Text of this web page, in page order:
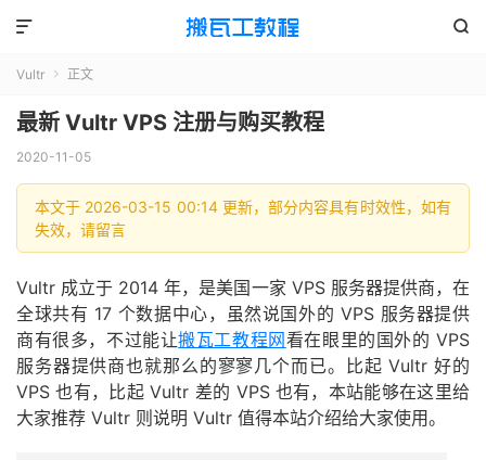


Vultr  正文
最新 Vultr VPS 注册与购买教程
2020-11-05
本文于 2026-03-15 00:14 更新，部分内容具有时效性，如有
失效，请留言
Vultr 成立于 2014 年，是美国一家 VPS 服务器提供商，在
全球共有 17 个数据中心，虽然说国外的 VPS 服务器提供
商有很多，不过能让搬瓦工教程网看在眼里的国外的 VPS
服务器提供商也就那么的寥寥几个而已。比起 Vultr 好的
VPS 也有，比起 Vultr 差的 VPS 也有，本站能够在这里给
大家推荐 Vultr 则说明 Vultr 值得本站介绍给大家使用。